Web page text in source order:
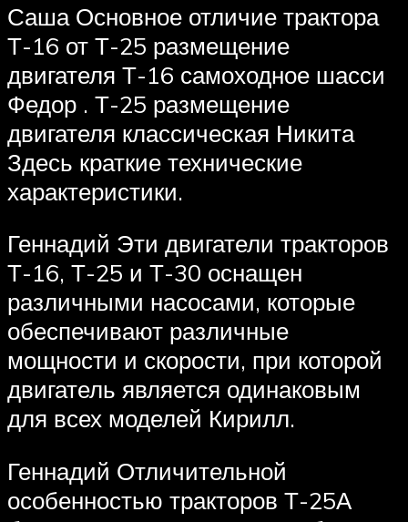
Саша Основное отличие трактора
Т-16 от Т-25 размещение
двигателя Т-16 самоходное шасси
Федор . Т-25 размещение
двигателя классическая Никита
Здесь краткие технические
характеристики.
Геннадий Эти двигатели тракторов
Т-16, Т-25 и Т-30 оснащен
различными насосами, которые
обеспечивают различные
мощности и скорости, при которой
двигатель является одинаковым
для всех моделей Кирилл.
Геннадий Отличительной
особенностью тракторов Т-25А